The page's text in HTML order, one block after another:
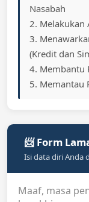
Nasabah
2. Melakukan
3.
(Kredit dan
4. Membantu
5. Memantau
📨 Form
Isi data diri Anda
Maaf, masa